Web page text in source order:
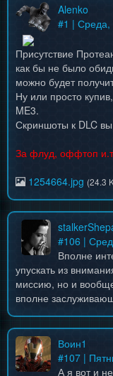
Alenko
#1 | Среда,
Присутствие
как бы не было
можно будет
Ну или просто
ME3.
Скриншоты к DLC
За флуд, оффтоп
1254664.jpg (24.3
#106 |
Вполне
упускать из
миссию, но и
вполне
Воин1
#107 |
А я вот и